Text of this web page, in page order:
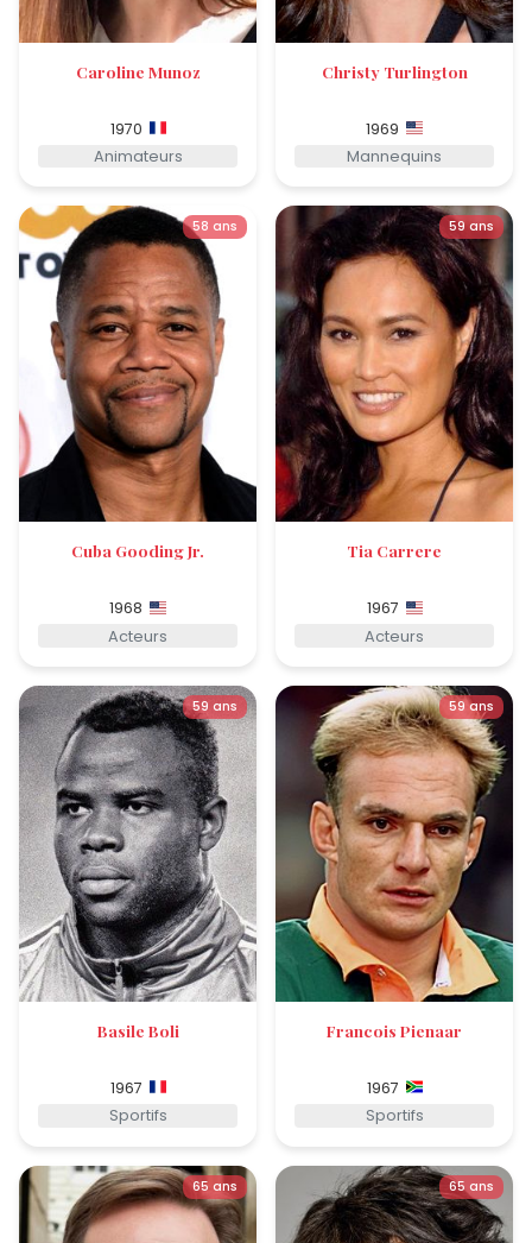
Caroline Munoz
1970
Animateurs
Christy Turlington
1969
Mannequins
58 ans
Cuba Gooding Jr.
1968
Acteurs
59 ans
Tia Carrere
1967
Acteurs
59 ans
Basile Boli
1967
Sportifs
59 ans
Francois Pienaar
1967
Sportifs
65 ans 65 ans